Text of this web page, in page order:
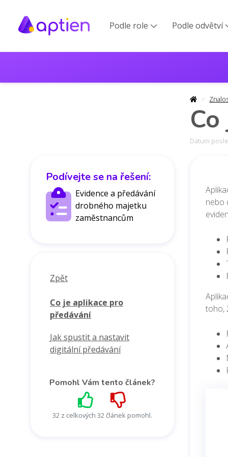
Podle role  Podle odvětví
Datum
Podívejte se na řešení:
Evidence a předávání
drobného majetku
zaměstnancům
Zpět
Co je aplikace pro
předávání
Jak spustit a nastavit
digitální předávání
Pomohl Vám tento článek?
32 z celkových 32 článek pomohl.
nebo
toho,